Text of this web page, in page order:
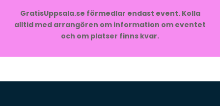
GratisUppsala.se förmedlar endast event. Kolla
alltid med arrangören om information om eventet
och om platser finns kvar.